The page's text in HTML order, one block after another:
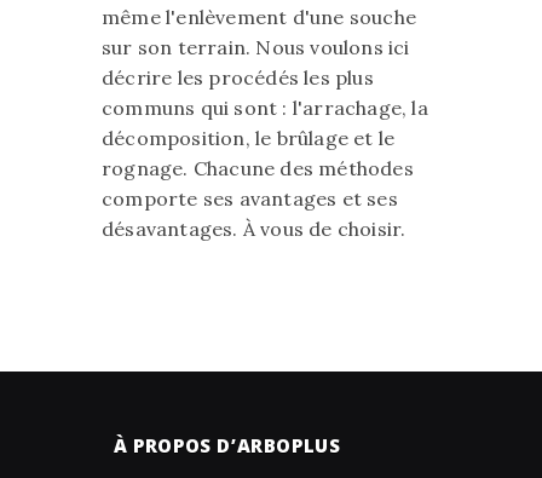
même l'enlèvement d'une souche
sur son terrain. Nous voulons ici
décrire les procédés les plus
communs qui sont : l'arrachage, la
décomposition, le brûlage et le
rognage. Chacune des méthodes
comporte ses avantages et ses
désavantages. À vous de choisir.
À PROPOS D’ARBOPLUS